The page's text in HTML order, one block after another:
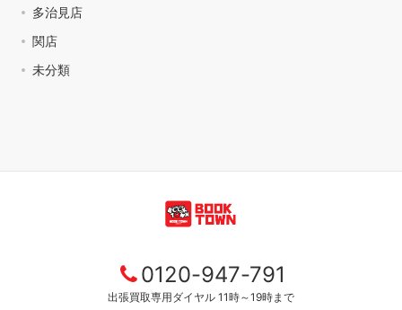
多治見店
関店
未分類
0120-947-791
出張買取専用ダイヤル 11時～19時まで